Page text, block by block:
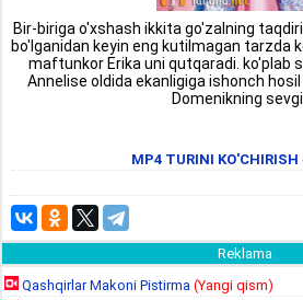
Bir-biriga o'xshash ikkita go'zalning
bo'lganidan keyin eng kutilmagan tarzda
maftunkor Erika uni qutqaradi. ko'plab
Annelise oldida ekanligiga ishonch
Domenikning
MP4 TURINI KO'CHIRISH
Reklama
Qashqirlar Makoni Pistirma (Yangi qism)